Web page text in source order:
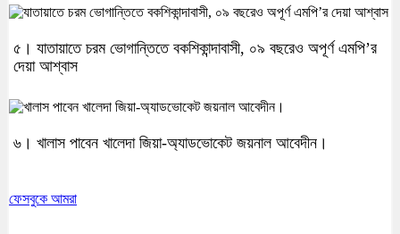
৫। যাতায়াতে চরম ভোগান্তিতে বকশিকান্দাবাসী, ০৯ বছরেও অপূর্ণ এমপি’র
দেয়া আশ্বাস
৬। খালাস পাবেন খালেদা জিয়া-অ্যাডভোকেট জয়নাল আবেদীন।
ফেসবুকে আমরা